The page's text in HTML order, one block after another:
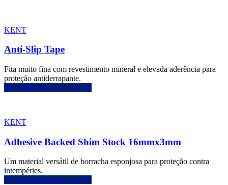
KENT
Anti-Slip Tape
Fita muito fina com revestimento mineral e elevada aderência para
proteção antiderrapante.
Faça login para ver o preço
KENT
Adhesive Backed Shim Stock 16mmx3mm
Um material versátil de borracha esponjosa para proteção contra
intempéries.
Faça login para ver o preço